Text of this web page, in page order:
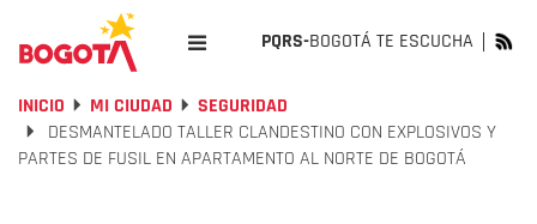
PQRS-BOGOTÁ TE ESCUCHA
INICIO MI CIUDAD
SEGURIDAD
DESMANTELADO TALLER CLANDESTINO CON EXPLOSIVOS Y
PARTES DE FUSIL EN APARTAMENTO AL NORTE DE BOGOTÁ